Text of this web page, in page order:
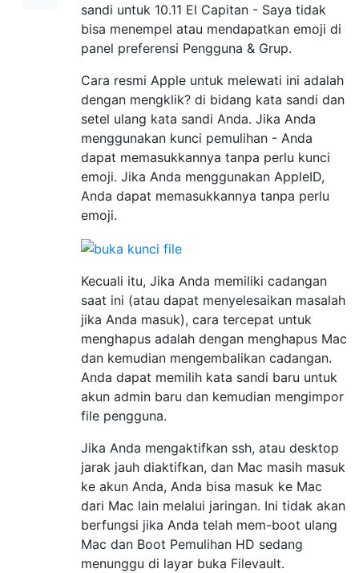
sandi untuk 10.11 El Capitan - Saya tidak
bisa menempel atau mendapatkan emoji di
panel preferensi Pengguna & Grup.
Cara resmi Apple untuk melewati ini adalah
dengan mengklik? di bidang kata sandi dan
setel ulang kata sandi Anda. Jika Anda
menggunakan kunci pemulihan - Anda
dapat memasukkannya tanpa perlu kunci
emoji. Jika Anda menggunakan AppleID,
Anda dapat memasukkannya tanpa perlu
emoji.
Kecuali itu, Jika Anda memiliki cadangan
saat ini (atau dapat menyelesaikan masalah
jika Anda masuk), cara tercepat untuk
menghapus adalah dengan menghapus Mac
dan kemudian mengembalikan cadangan.
Anda dapat memilih kata sandi baru untuk
akun admin baru dan kemudian mengimpor
file pengguna.
Jika Anda mengaktifkan ssh, atau desktop
jarak jauh diaktifkan, dan Mac masih masuk
ke akun Anda, Anda bisa masuk ke Mac
dari Mac lain melalui jaringan. Ini tidak akan
berfungsi jika Anda telah mem-boot ulang
Mac dan Boot Pemulihan HD sedang
menunggu di layar buka Filevault.